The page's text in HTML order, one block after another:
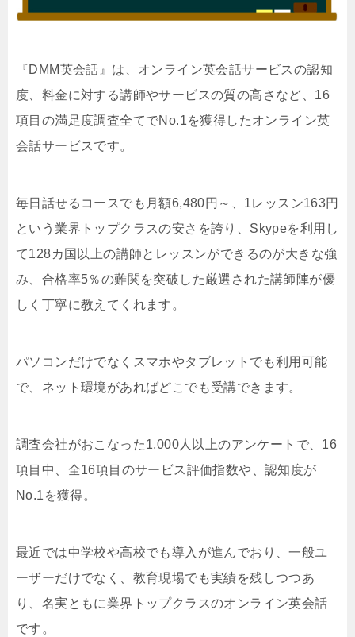
『DMM英会話』は、オンライン英会話サービスの認知
度、料金に対する講師やサービスの質の高さなど、16
項目の満足度調査全てでNo.1を獲得したオンライン英
会話サービスです。
毎日話せるコースでも月額6,480円～、1レッスン163円
という業界トップクラスの安さを誇り、Skypeを利用し
て128カ国以上の講師とレッスンができるのが大きな強
み、合格率5％の難関を突破した厳選された講師陣が優
しく丁寧に教えてくれます。
パソコンだけでなくスマホやタブレットでも利用可能
で、ネット環境があればどこでも受講できます。
調査会社がおこなった1,000人以上のアンケートで、16
項目中、全16項目のサービス評価指数や、認知度が
No.1を獲得。
最近では中学校や高校でも導入が進んでおり、一般ユ
ーザーだけでなく、教育現場でも実績を残しつつあ
り、名実ともに業界トップクラスのオンライン英会話
です。